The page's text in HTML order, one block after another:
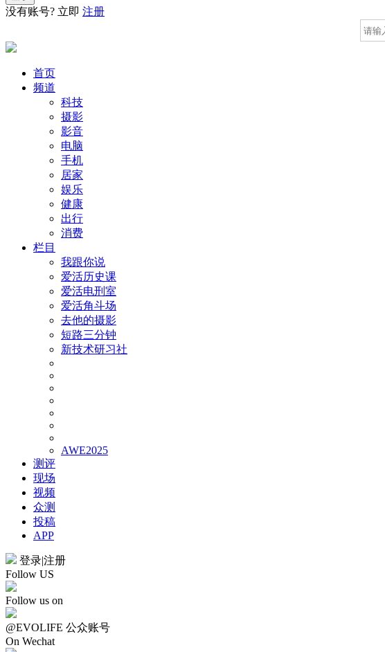
没有账号? 立即 注册
首页
频道
科技
摄影
影音
电脑
手机
居家
娱乐
健康
出行
消费
栏目
我跟你说
爱活历史课
爱活电刑室
爱活角斗场
去他的摄影
短路三分钟
新技术研习社
AWE2025
测评
现场
视频
众测
投稿
APP
登录|注册
Follow US
Follow us on
@EVOLIFE 公众账号
On Wechat